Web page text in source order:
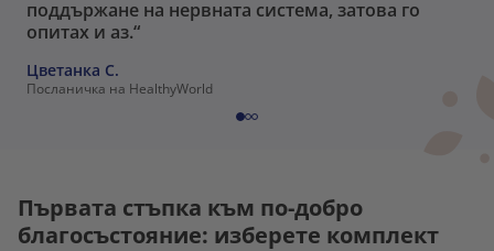
поддържане на нервната система, затова го
опитах и аз.“
Цветанка С.
Посланичка на HealthyWorld
Първата стъпка към по-добро
благосъстояние: изберете комплект